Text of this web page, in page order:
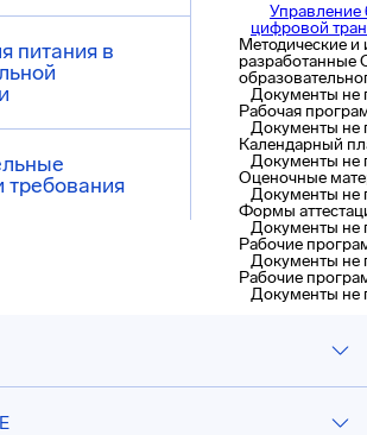
питания в
требования
Управление
цифровой
Методические
разработанные
Документы не
Рабочая
Документы не
Календарный
Документы не
Оценочные
Документы не
Формы
Документы не
Рабочие
Документы не
Рабочие
Документы не